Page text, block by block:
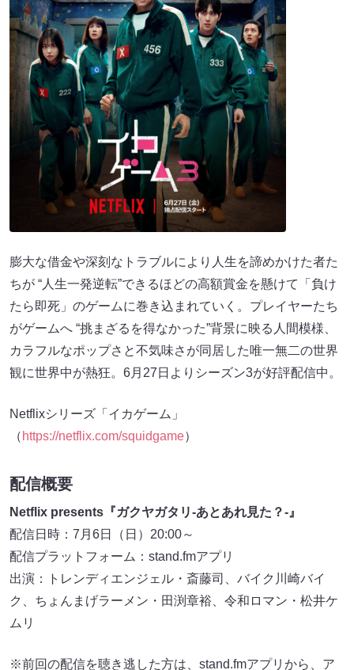
膨大な借金や深刻なトラブルにより人生を諦めかけた者た
ちが “人生一発逆転”できるほどの高額賞金を懸けて「負け
たら即死」のゲームに巻き込まれていく。プレイヤーたち
がゲームへ “挑まざるを得なかった”背景に映る人間模様、
カラフルなポップさと不気味さが同居した唯一無二の世界
観に世界中が熱狂。6月27日よりシーズン3が好評配信中。
Netflixシリーズ「イカゲーム」
（ https://netflix.com/squidgame）
配信概要
Netflix presents『ガクヤガタリ-あとあれ見た？-』
配信日時：7月6日（日）20:00～
配信プラットフォーム：stand.fmアプリ
出演：トレンディエンジェル・斎藤司、バイク川崎バイ
ク、ちょんまげラーメン・田渕章裕、令和ロマン・松井ケ
ムリ
※前回の配信を聴き逃した方は、stand.fmアプリから、ア